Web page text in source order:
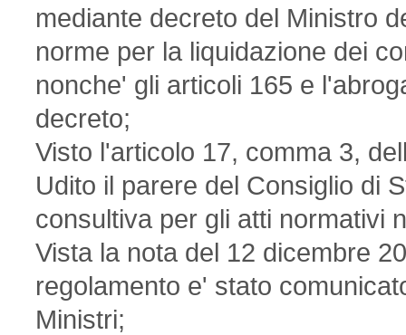
mediante decreto del Ministro
norme per la liquidazione dei
nonche' gli articoli 165 e
decreto;
Visto l'articolo 17, comma 3,
Udito il parere del Consiglio di
consultiva per gli atti normativi
Vista la nota del 12 dicembre
regolamento e' stato
Ministri;